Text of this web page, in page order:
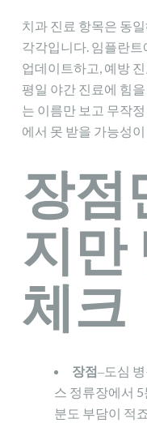
치과 진료 항목은 동
각각입니다. 임플란
업데이트하고, 예방
평일 야간 진료에 힘
는 이름만 보고 무작
에서 못 받을 가능성
장점
지만
체크
장점‒도심
스 정류장에서
분도 부담이 적